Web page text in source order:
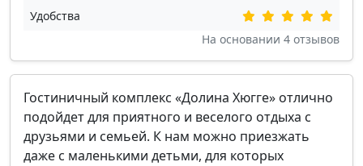
Удобства
На основании 4 отзывов
Гостиничный комплекс «Долина Хюгге» отлично
подойдет для приятного и веселого отдыха с
друзьями и семьей. К нам можно приезжать
даже с маленькими детьми, для которых